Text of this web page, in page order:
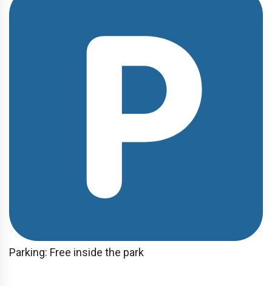
Parking: Free inside the park